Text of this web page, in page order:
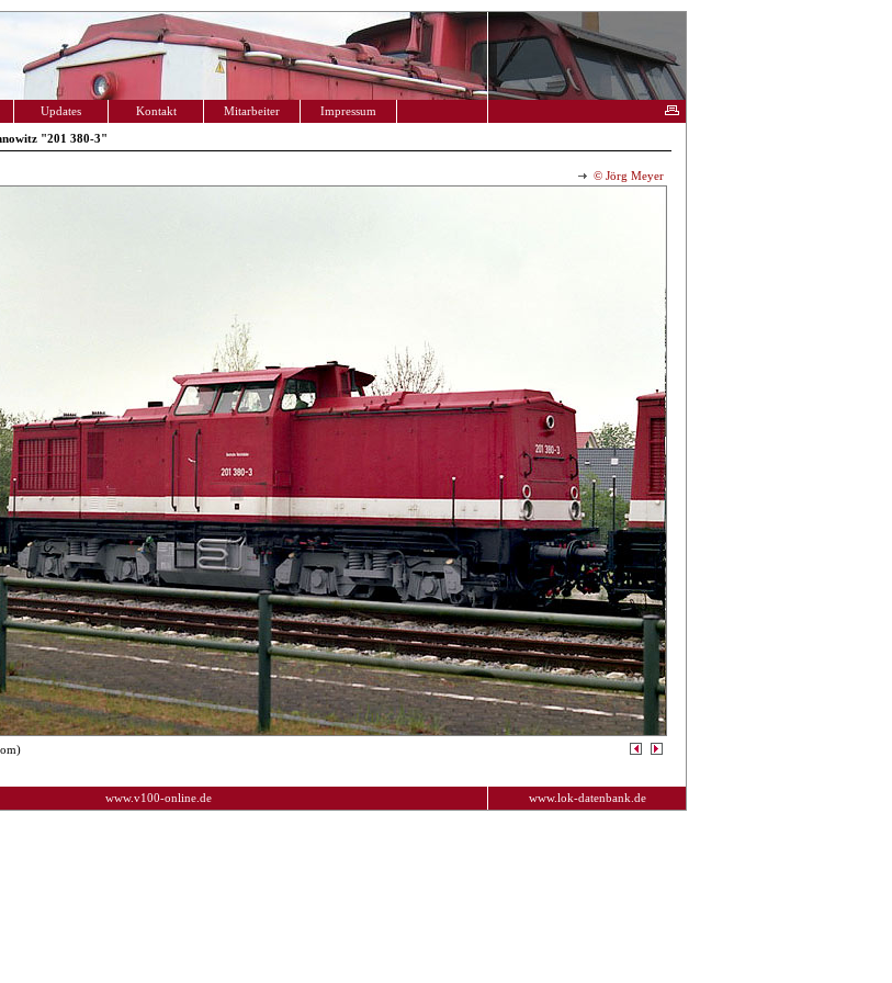
Updates Kontakt Mitarbeiter Impressum
"201 380-3"
© Jörg Meyer
www.v100-online.de www.lok-datenbank.de